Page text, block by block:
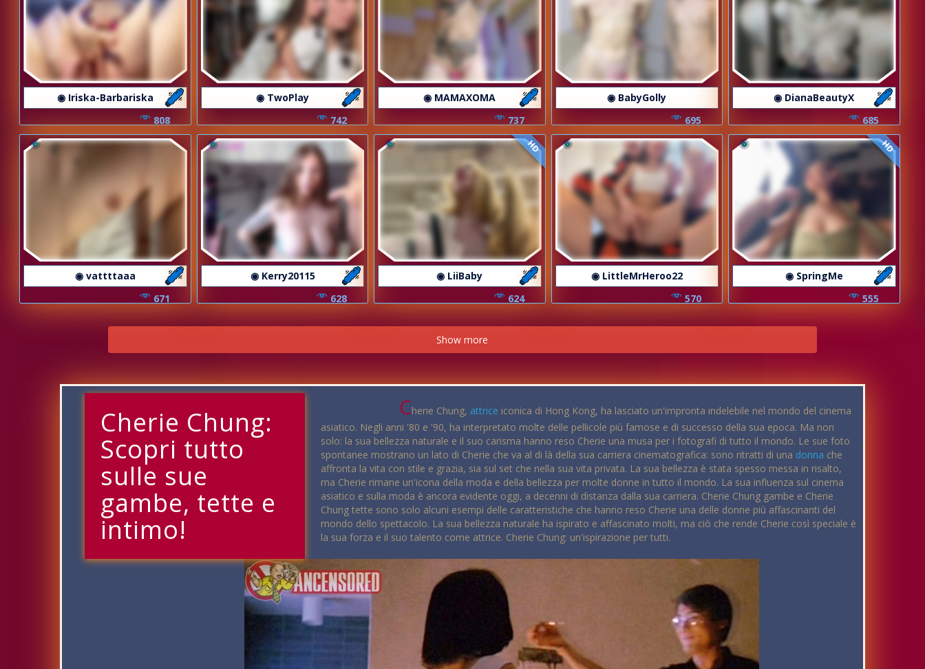
◉ Iriska-Barbariska
808
◉ TwoPlay
742
◉ MAMAXOMA
737
◉ BabyGolly
695
◉ DianaBeautyX
685
◉ vattttaaa
671
◉ Kerry20115
628
HD
◉ LiiBaby
624
◉ LittleMrHeroo22
570
HD
◉ SpringMe
555
Show more
Cherie Chung:
Scopri tutto
sulle sue
gambe, tette e
intimo!
Cherie Chung, attrice iconica di Hong Kong, ha lasciato un'impronta indelebile nel mondo del cinema
asiatico. Negli anni '80 e '90, ha interpretato molte delle pellicole più famose e di successo della sua epoca. Ma non
solo: la sua bellezza naturale e il suo carisma hanno reso Cherie una musa per i fotografi di tutto il mondo. Le sue foto
spontanee mostrano un lato di Cherie che va al di là della sua carriera cinematografica: sono ritratti di una donna che
affronta la vita con stile e grazia, sia sul set che nella sua vita privata. La sua bellezza è stata spesso messa in risalto,
ma Cherie rimane un'icona della moda e della bellezza per molte donne in tutto il mondo. La sua influenza sul cinema
asiatico e sulla moda è ancora evidente oggi, a decenni di distanza dalla sua carriera. Cherie Chung gambe e Cherie
Chung tette sono solo alcuni esempi delle caratteristiche che hanno reso Cherie una delle donne più affascinanti del
mondo dello spettacolo. La sua bellezza naturale ha ispirato e affascinato molti, ma ciò che rende Cherie così speciale è
la sua forza e il suo talento come attrice. Cherie Chung: un'ispirazione per tutti.